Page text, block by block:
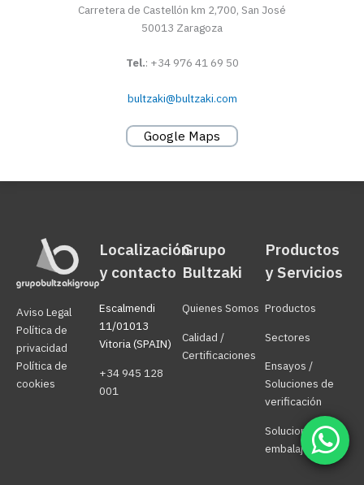
Carretera de Castellón km 2,700, San José
50013 Zaragoza
Tel.: +34 976 41 69 50
bultzaki@bultzaki.com
Google Maps
Aviso Legal
Política de
privacidad
Política de
cookies
Localización
y contacto
Escalmendi
11/01013
Vitoria (SPAIN)
+34 945 128
001
Grupo
Bultzaki
Quienes Somos
Calidad /
Certificaciones
Productos
y Servicios
Productos
Sectores
Ensayos /
Soluciones de
verificación
Soluciones
embalaje